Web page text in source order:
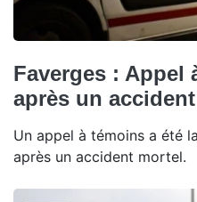
Faverges : Appel
après un
Un appel à témoins a été
après un accident mortel.